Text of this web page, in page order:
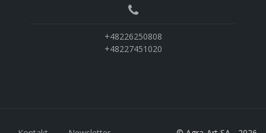
+48226250808
+48227451020